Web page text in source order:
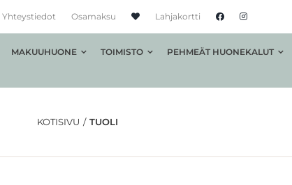
Yhteystiedot Osamaksu Lahjakortti
MAKUUHUONE TOIMISTO PEHMEÄT HUONEKALUT
KOTISIVU TUOLI